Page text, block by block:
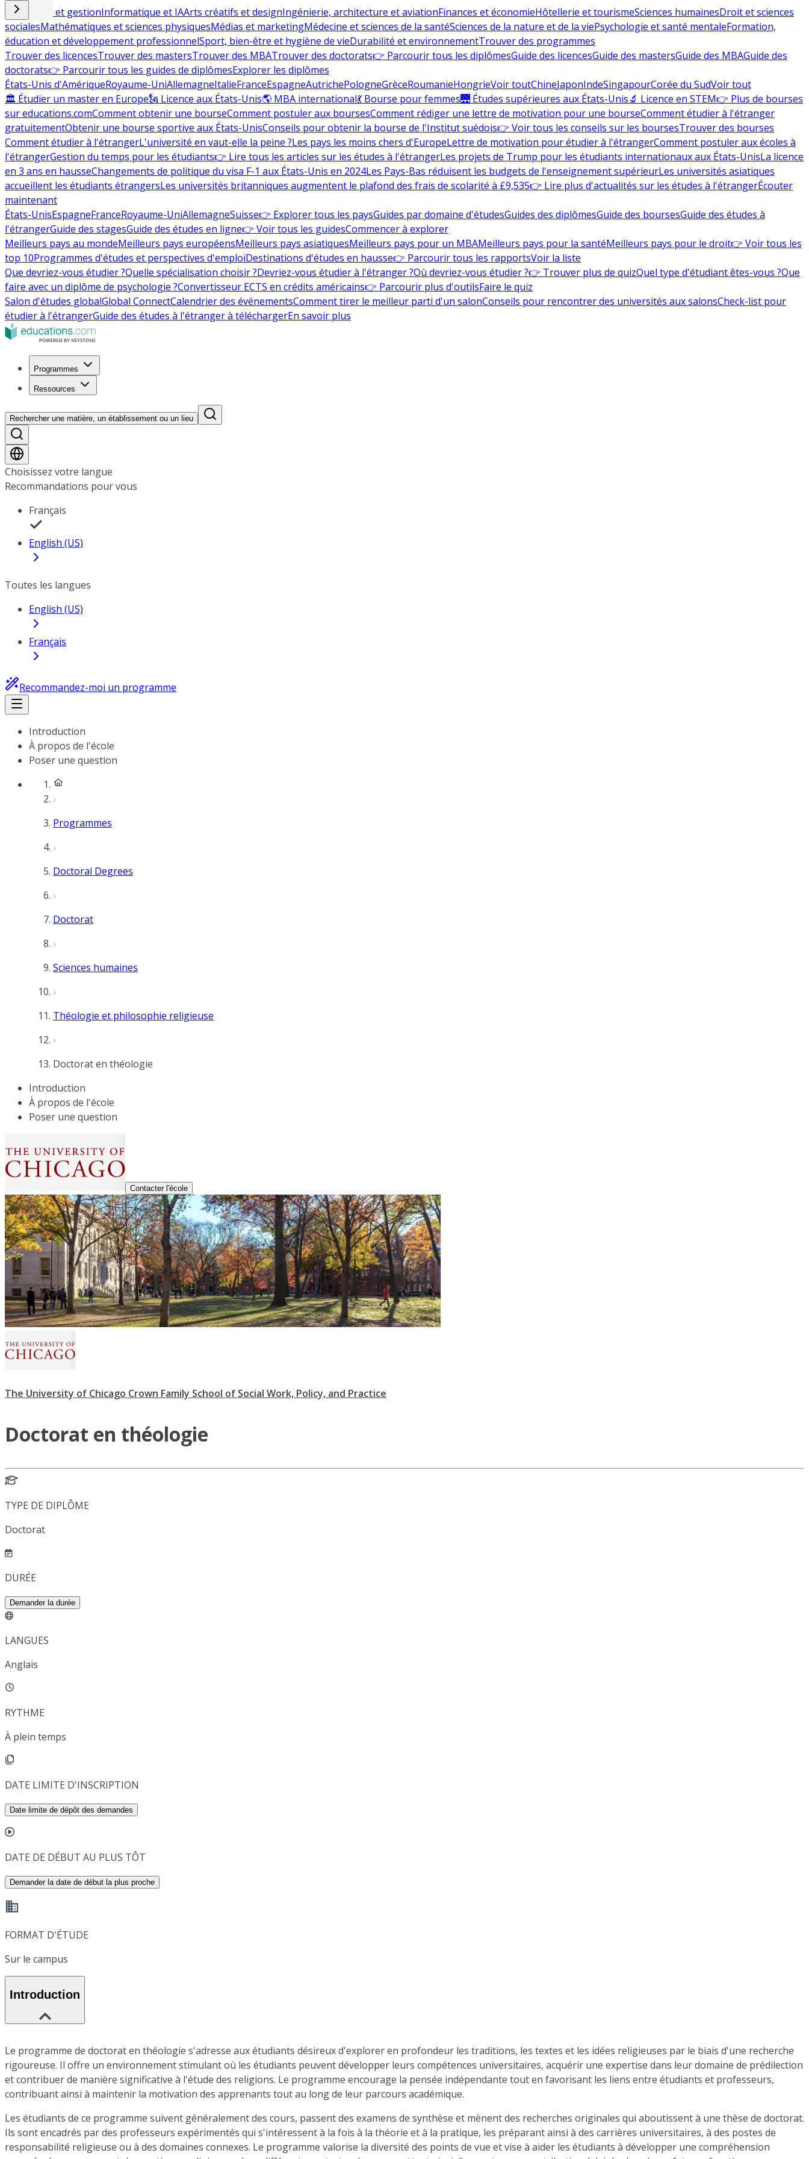
Commerce et gestionInformatique et IAArts créatifs et designIngénierie, architecture et aviationFinances et économieHôtellerie et tourismeSciences humainesDroit et sciences
socialesMathématiques et sciences physiquesMédias et marketingMédecine et sciences de la santéSciences de la nature et de la viePsychologie et santé mentaleFormation,
éducation et développement professionnelSport, bien-être et hygiène de vieDurabilité et environnementTrouver des programmes
Trouver des licencesTrouver des mastersTrouver des MBATrouver des doctorats👉 Parcourir tous les diplômesGuide des licencesGuide des mastersGuide des MBAGuide des
doctorats👉 Parcourir tous les guides de diplômesExplorer les diplômes
États-Unis d'AmériqueRoyaume-UniAllemagneItalieFranceEspagneAutrichePologneGrèceRoumanieHongrieVoir toutChineJaponIndeSingapourCorée du SudVoir tout
🏛 Étudier un master en Europe🗽 Licence aux États-Unis🌎 MBA international💃 Bourse pour femmes🌉 Études supérieures aux États-Unis🔬 Licence en STEM👉 Plus de bourses
sur educations.comComment obtenir une bourseComment postuler aux boursesComment rédiger une lettre de motivation pour une bourseComment étudier à l'étranger
gratuitementObtenir une bourse sportive aux États-UnisConseils pour obtenir la bourse de l'Institut suédois👉 Voir tous les conseils sur les boursesTrouver des bourses
Comment étudier à l'étrangerL'université en vaut-elle la peine ?Les pays les moins chers d'EuropeLettre de motivation pour étudier à l'étrangerComment postuler aux écoles à
l'étrangerGestion du temps pour les étudiants👉 Lire tous les articles sur les études à l'étrangerLes projets de Trump pour les étudiants internationaux aux États-UnisLa licence
en 3 ans en hausseChangements de politique du visa F-1 aux États-Unis en 2024Les Pays-Bas réduisent les budgets de l'enseignement supérieurLes universités asiatiques
accueillent les étudiants étrangersLes universités britanniques augmentent le plafond des frais de scolarité à £9,535👉 Lire plus d'actualités sur les études à l'étrangerÉcouter
maintenant
États-UnisEspagneFranceRoyaume-UniAllemagneSuisse👉 Explorer tous les paysGuides par domaine d'étudesGuides des diplômesGuide des boursesGuide des études à
l'étrangerGuide des stagesGuide des études en ligne👉 Voir tous les guidesCommencer à explorer
Meilleurs pays au mondeMeilleurs pays européensMeilleurs pays asiatiquesMeilleurs pays pour un MBAMeilleurs pays pour la santéMeilleurs pays pour le droit👉 Voir tous les
top 10Programmes d'études et perspectives d'emploiDestinations d'études en hausse👉 Parcourir tous les rapportsVoir la liste
Que devriez-vous étudier ?Quelle spécialisation choisir ?Devriez-vous étudier à l'étranger ?Où devriez-vous étudier ?👉 Trouver plus de quizQuel type d'étudiant êtes-vous ?Que
faire avec un diplôme de psychologie ?Convertisseur ECTS en crédits américains👉 Parcourir plus d'outilsFaire le quiz
Salon d'études globalGlobal ConnectCalendrier des événementsComment tirer le meilleur parti d'un salonConseils pour rencontrer des universités aux salonsCheck-list pour
étudier à l'étrangerGuide des études à l'étranger à téléchargerEn savoir plus
Programmes
Ressources
Rechercher une matière, un établissement ou un lieu
Choisissez votre langue
Recommandations pour vous
Français
English (US)
Toutes les langues
English (US)
Français
Recommandez-moi un programme
Introduction
À propos de l'école
Poser une question
Programmes
Doctoral Degrees
Doctorat
Sciences humaines
Théologie et philosophie religieuse
Doctorat en théologie
Introduction
À propos de l'école
Poser une question
Contacter l'école
The University of Chicago Crown Family School of Social Work, Policy, and Practice
Doctorat en théologie
TYPE DE DIPLÔME
Doctorat
DURÉE
Demander la durée
LANGUES
Anglais
RYTHME
À plein temps
DATE LIMITE D'INSCRIPTION
Date limite de dépôt des demandes
DATE DE DÉBUT AU PLUS TÔT
Demander la date de début la plus proche
FORMAT D'ÉTUDE
Sur le campus
Introduction
Le programme de doctorat en théologie s'adresse aux étudiants désireux d'explorer en profondeur les traditions, les textes et les idées religieuses par le biais d'une recherche
rigoureuse. Il offre un environnement stimulant où les étudiants peuvent développer leurs compétences universitaires, acquérir une expertise dans leur domaine de prédilection
et contribuer de manière significative à l'étude des religions. Le programme encourage la pensée indépendante tout en favorisant les liens entre étudiants et professeurs,
contribuant ainsi à maintenir la motivation des apprenants tout au long de leur parcours académique.
Les étudiants de ce programme suivent généralement des cours, passent des examens de synthèse et mènent des recherches originales qui aboutissent à une thèse de doctorat.
Ils sont encadrés par des professeurs expérimentés qui s'intéressent à la fois à la théorie et à la pratique, les préparant ainsi à des carrières universitaires, à des postes de
responsabilité religieuse ou à des domaines connexes. Le programme valorise la diversité des points de vue et vise à aider les étudiants à développer une compréhension